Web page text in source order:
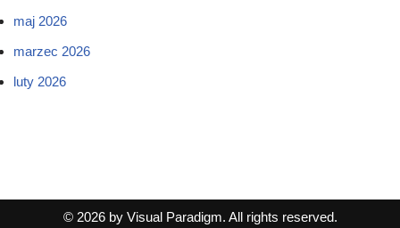
maj 2026
marzec 2026
luty 2026
© 2026 by Visual Paradigm. All rights reserved.